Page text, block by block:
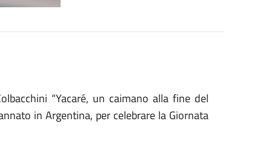
“Yacaré, un caimano alla fine del
in Argentina, per celebrare la Giornata